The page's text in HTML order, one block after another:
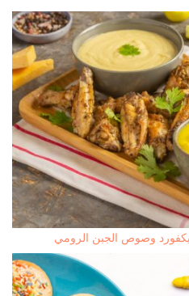
وصوص الجبن الرومي